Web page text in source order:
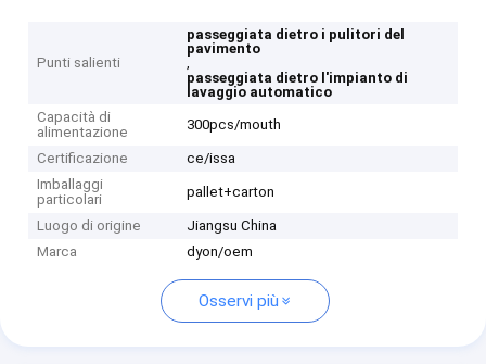
Punti salienti
passeggiata dietro i pulitori del
pavimento
,
passeggiata dietro l'impianto di
lavaggio automatico
Capacità di
alimentazione
300pcs/mouth
Certificazione
ce/issa
Imballaggi
particolari
pallet+carton
Luogo di origine
Jiangsu China
Marca
dyon/oem
Osservi più